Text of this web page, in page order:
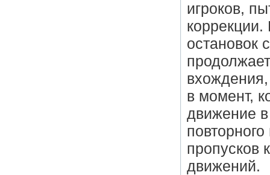
игроков,
коррекции.
остановок
в момент,
движение
пропусков
движений.